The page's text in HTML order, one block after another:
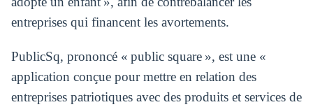
entreprises qui financent les avortements.
PublicSq, prononcé « public square », est une «
application conçue pour mettre en relation des
entreprises patriotiques avec des produits et services de